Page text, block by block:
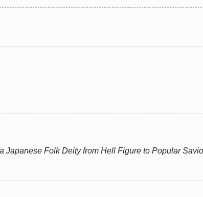
Japanese Folk Deity from Hell Figure to Popular